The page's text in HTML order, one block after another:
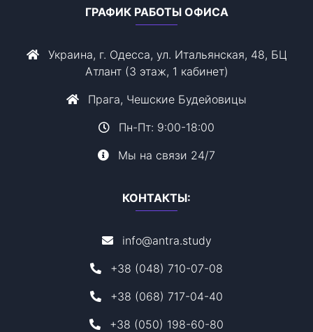
ГРАФИК РАБОТЫ ОФИСА
Украина, г. Одесса, ул. Итальянская, 48, БЦ
Атлант (3 этаж, 1 кабинет)
Прага, Чешские Будейовицы
Пн-Пт: 9:00-18:00
Мы на связи 24/7
КОНТАКТЫ:
info@antra.study
+38 (048) 710-07-08
+38 (068) 717-04-40
+38 (050) 198-60-80